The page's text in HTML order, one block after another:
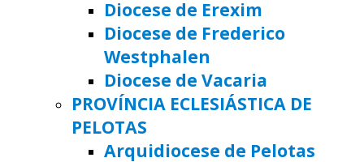
Diocese de Erexim
Diocese de Frederico
Westphalen
Diocese de Vacaria
PROVÍNCIA ECLESIÁSTICA DE
PELOTAS
Arquidiocese de Pelotas